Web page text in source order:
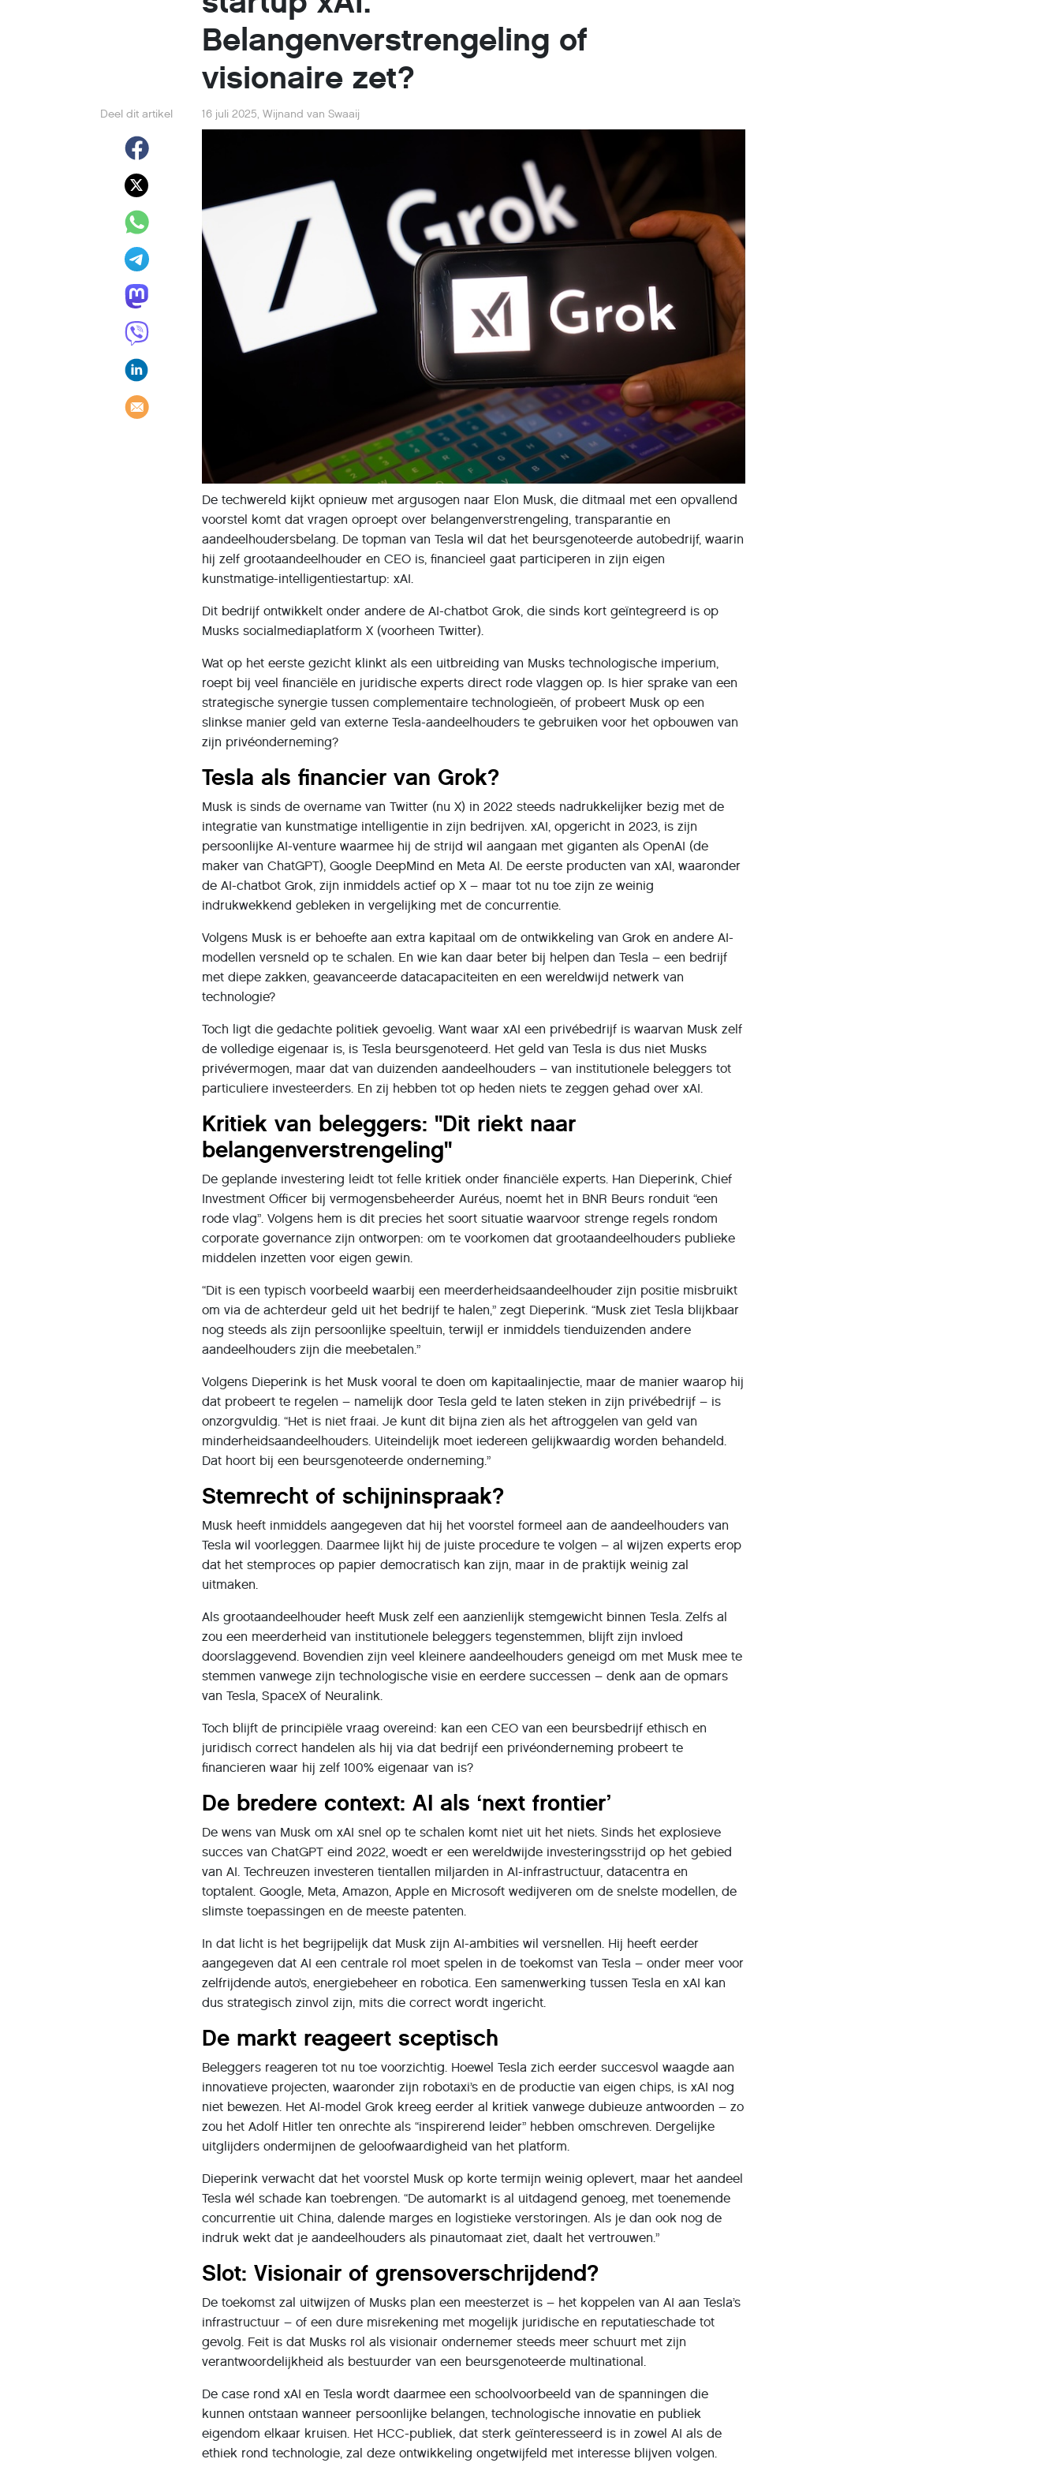
Belangenverstrengeling of
visionaire zet?
Deel dit artikel 16 juli 2025,Wijnand van Swaaij
De techwereld kijkt opnieuw met argusogen naar Elon Musk, die ditmaal met een opvallend
voorstel komt dat vragen oproept over belangenverstrengeling, transparantie en
aandeelhoudersbelang. De topman van Tesla wil dat het beursgenoteerde autobedrijf, waarin
hij zelf grootaandeelhouder en CEO is, financieel gaat participeren in zijn eigen
kunstmatige-intelligentiestartup: xAI.
Dit bedrijf ontwikkelt onder andere de AI-chatbot Grok, die sinds kort geïntegreerd is op
Musks socialmediaplatform X (voorheen Twitter).
Wat op het eerste gezicht klinkt als een uitbreiding van Musks technologische imperium,
roept bij veel financiële en juridische experts direct rode vlaggen op. Is hier sprake van een
strategische synergie tussen complementaire technologieën, of probeert Musk op een
slinkse manier geld van externe Tesla-aandeelhouders te gebruiken voor het opbouwen van
zijn privéonderneming?
Tesla als financier van Grok?
Musk is sinds de overname van Twitter (nu X) in 2022 steeds nadrukkelijker bezig met de
integratie van kunstmatige intelligentie in zijn bedrijven. xAI, opgericht in 2023, is zijn
persoonlijke AI-venture waarmee hij de strijd wil aangaan met giganten als OpenAI (de
maker van ChatGPT), Google DeepMind en Meta AI. De eerste producten van xAI, waaronder
de AI-chatbot Grok, zijn inmiddels actief op X – maar tot nu toe zijn ze weinig
indrukwekkend gebleken in vergelijking met de concurrentie.
Volgens Musk is er behoefte aan extra kapitaal om de ontwikkeling van Grok en andere AI-
modellen versneld op te schalen. En wie kan daar beter bij helpen dan Tesla – een bedrijf
met diepe zakken, geavanceerde datacapaciteiten en een wereldwijd netwerk van
technologie?
Toch ligt die gedachte politiek gevoelig. Want waar xAI een privébedrijf is waarvan Musk zelf
de volledige eigenaar is, is Tesla beursgenoteerd. Het geld van Tesla is dus niet Musks
privévermogen, maar dat van duizenden aandeelhouders – van institutionele beleggers tot
particuliere investeerders. En zij hebben tot op heden niets te zeggen gehad over xAI.
Kritiek van beleggers: "Dit riekt naar
belangenverstrengeling"
De geplande investering leidt tot felle kritiek onder financiële experts. Han Dieperink, Chief
Investment Officer bij vermogensbeheerder Auréus, noemt het in BNR Beurs ronduit “een
rode vlag”. Volgens hem is dit precies het soort situatie waarvoor strenge regels rondom
corporate governance zijn ontworpen: om te voorkomen dat grootaandeelhouders publieke
middelen inzetten voor eigen gewin.
“Dit is een typisch voorbeeld waarbij een meerderheidsaandeelhouder zijn positie misbruikt
om via de achterdeur geld uit het bedrijf te halen,” zegt Dieperink. “Musk ziet Tesla blijkbaar
nog steeds als zijn persoonlijke speeltuin, terwijl er inmiddels tienduizenden andere
aandeelhouders zijn die meebetalen.”
Volgens Dieperink is het Musk vooral te doen om kapitaalinjectie, maar de manier waarop hij
dat probeert te regelen – namelijk door Tesla geld te laten steken in zijn privébedrijf – is
onzorgvuldig. “Het is niet fraai. Je kunt dit bijna zien als het aftroggelen van geld van
minderheidsaandeelhouders. Uiteindelijk moet iedereen gelijkwaardig worden behandeld.
Dat hoort bij een beursgenoteerde onderneming.”
Stemrecht of schijninspraak?
Musk heeft inmiddels aangegeven dat hij het voorstel formeel aan de aandeelhouders van
Tesla wil voorleggen. Daarmee lijkt hij de juiste procedure te volgen – al wijzen experts erop
dat het stemproces op papier democratisch kan zijn, maar in de praktijk weinig zal
uitmaken.
Als grootaandeelhouder heeft Musk zelf een aanzienlijk stemgewicht binnen Tesla. Zelfs al
zou een meerderheid van institutionele beleggers tegenstemmen, blijft zijn invloed
doorslaggevend. Bovendien zijn veel kleinere aandeelhouders geneigd om met Musk mee te
stemmen vanwege zijn technologische visie en eerdere successen – denk aan de opmars
van Tesla, SpaceX of Neuralink.
Toch blijft de principiële vraag overeind: kan een CEO van een beursbedrijf ethisch en
juridisch correct handelen als hij via dat bedrijf een privéonderneming probeert te
financieren waar hij zelf 100% eigenaar van is?
De bredere context: AI als ‘next frontier’
De wens van Musk om xAI snel op te schalen komt niet uit het niets. Sinds het explosieve
succes van ChatGPT eind 2022, woedt er een wereldwijde investeringsstrijd op het gebied
van AI. Techreuzen investeren tientallen miljarden in AI-infrastructuur, datacentra en
toptalent. Google, Meta, Amazon, Apple en Microsoft wedijveren om de snelste modellen, de
slimste toepassingen en de meeste patenten.
In dat licht is het begrijpelijk dat Musk zijn AI-ambities wil versnellen. Hij heeft eerder
aangegeven dat AI een centrale rol moet spelen in de toekomst van Tesla – onder meer voor
zelfrijdende auto’s, energiebeheer en robotica. Een samenwerking tussen Tesla en xAI kan
dus strategisch zinvol zijn, mits die correct wordt ingericht.
De markt reageert sceptisch
Beleggers reageren tot nu toe voorzichtig. Hoewel Tesla zich eerder succesvol waagde aan
innovatieve projecten, waaronder zijn robotaxi’s en de productie van eigen chips, is xAI nog
niet bewezen. Het AI-model Grok kreeg eerder al kritiek vanwege dubieuze antwoorden – zo
zou het Adolf Hitler ten onrechte als “inspirerend leider” hebben omschreven. Dergelijke
uitglijders ondermijnen de geloofwaardigheid van het platform.
Dieperink verwacht dat het voorstel Musk op korte termijn weinig oplevert, maar het aandeel
Tesla wél schade kan toebrengen. “De automarkt is al uitdagend genoeg, met toenemende
concurrentie uit China, dalende marges en logistieke verstoringen. Als je dan ook nog de
indruk wekt dat je aandeelhouders als pinautomaat ziet, daalt het vertrouwen.”
Slot: Visionair of grensoverschrijdend?
De toekomst zal uitwijzen of Musks plan een meesterzet is – het koppelen van AI aan Tesla’s
infrastructuur – of een dure misrekening met mogelijk juridische en reputatieschade tot
gevolg. Feit is dat Musks rol als visionair ondernemer steeds meer schuurt met zijn
verantwoordelijkheid als bestuurder van een beursgenoteerde multinational.
De case rond xAI en Tesla wordt daarmee een schoolvoorbeeld van de spanningen die
kunnen ontstaan wanneer persoonlijke belangen, technologische innovatie en publiek
eigendom elkaar kruisen. Het HCC-publiek, dat sterk geïnteresseerd is in zowel AI als de
ethiek rond technologie, zal deze ontwikkeling ongetwijfeld met interesse blijven volgen.